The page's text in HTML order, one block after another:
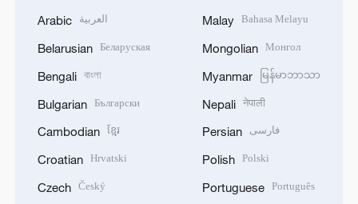
Arabic العربية
Belarusian Беларуская
Bengali বাংলা
Bulgarian Български
Cambodian ខ្មែរ
Croatian Hrvatski
Czech Český
Malay Bahasa Melayu
Mongolian Монгол
Myanmar မြန်မာဘာသာ
Nepali नेपाली
Persian فارسی
Polish Polski
Portuguese Português